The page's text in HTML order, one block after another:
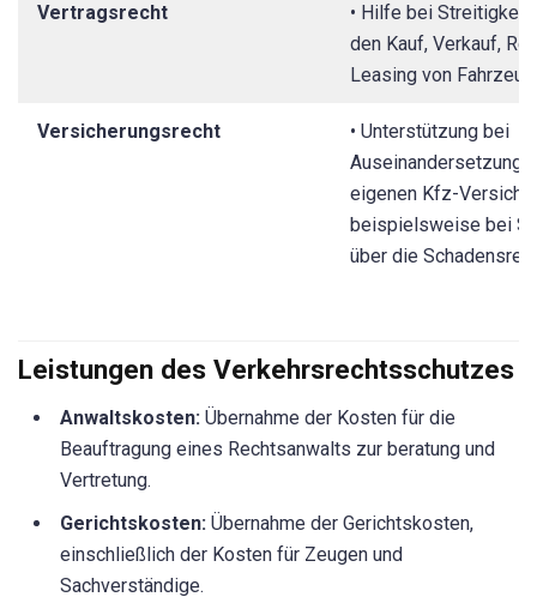
Vertragsrecht
• Hilfe bei
den Kauf, Verkauf,
Leasing von
Versicherungsrecht
• Unterstützung bei
eigenen Kfz-
beispielsweise bei
über die
Leistungen des Verkehrsrechtsschutzes
Anwaltskosten: Übernahme der Kosten für die
Beauftragung eines Rechtsanwalts zur beratung und
Vertretung.
Gerichtskosten: Übernahme der Gerichtskosten,
einschließlich der Kosten für Zeugen und
Sachverständige.